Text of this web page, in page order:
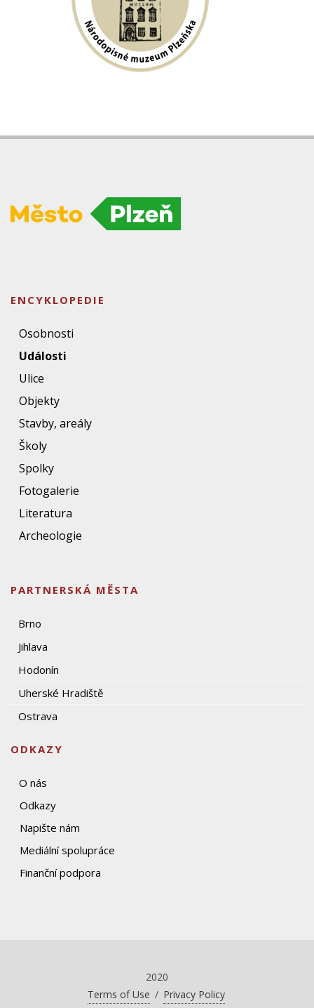
ENCYKLOPEDIE
Osobnosti
Události
Ulice
Objekty
Stavby, areály
Školy
Spolky
Fotogalerie
Literatura
Archeologie
PARTNERSKÁ MĚSTA
Brno
Jihlava
Hodonín
Uherské Hradiště
Ostrava
ODKAZY
O nás
Odkazy
Napište nám
Mediální spolupráce
Finanční podpora
2020
Terms of Use / Privacy Policy